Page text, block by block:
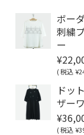
ボー
刺繍
ー
(税込
ドッ
ザー
(税込